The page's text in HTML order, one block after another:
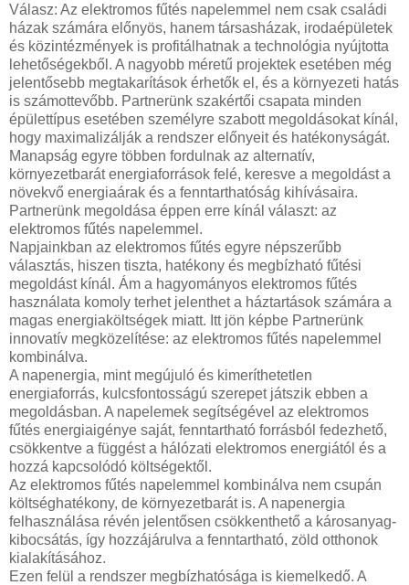
Válasz: Az elektromos fűtés napelemmel nem csak családi
házak számára előnyös, hanem társasházak, irodaépületek
és közintézmények is profitálhatnak a technológia nyújtotta
lehetőségekből. A nagyobb méretű projektek esetében még
jelentősebb megtakarítások érhetők el, és a környezeti hatás
is számottevőbb. Partnerünk szakértői csapata minden
épülettípus esetében személyre szabott megoldásokat kínál,
hogy maximalizálják a rendszer előnyeit és hatékonyságát.
Manapság egyre többen fordulnak az alternatív,
környezetbarát energiaforrások felé, keresve a megoldást a
növekvő energiaárak és a fenntarthatóság kihívásaira.
Partnerünk megoldása éppen erre kínál választ: az
elektromos fűtés napelemmel.
Napjainkban az elektromos fűtés egyre népszerűbb
választás, hiszen tiszta, hatékony és megbízható fűtési
megoldást kínál. Ám a hagyományos elektromos fűtés
használata komoly terhet jelenthet a háztartások számára a
magas energiaköltségek miatt. Itt jön képbe Partnerünk
innovatív megközelítése: az elektromos fűtés napelemmel
kombinálva.
A napenergia, mint megújuló és kimeríthetetlen
energiaforrás, kulcsfontosságú szerepet játszik ebben a
megoldásban. A napelemek segítségével az elektromos
fűtés energiaigénye saját, fenntartható forrásból fedezhető,
csökkentve a függést a hálózati elektromos energiától és a
hozzá kapcsolódó költségektől.
Az elektromos fűtés napelemmel kombinálva nem csupán
költséghatékony, de környezetbarát is. A napenergia
felhasználása révén jelentősen csökkenthető a károsanyag-
kibocsátás, így hozzájárulva a fenntartható, zöld otthonok
kialakításához.
Ezen felül a rendszer megbízhatósága is kiemelkedő. A